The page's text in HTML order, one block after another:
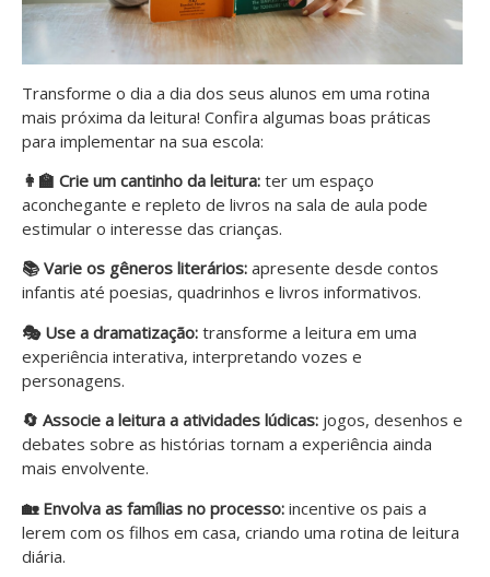
Transforme o dia a dia dos seus alunos em uma rotina
mais próxima da leitura! Confira algumas boas práticas
para implementar na sua escola:
👩‍🏫 Crie um cantinho da leitura: ter um espaço
aconchegante e repleto de livros na sala de aula pode
estimular o interesse das crianças.
📚 Varie os gêneros literários: apresente desde contos
infantis até poesias, quadrinhos e livros informativos.
🎭 Use a dramatização: transforme a leitura em uma
experiência interativa, interpretando vozes e
personagens.
🔄 Associe a leitura a atividades lúdicas: jogos, desenhos e
debates sobre as histórias tornam a experiência ainda
mais envolvente.
🏡 Envolva as famílias no processo: incentive os pais a
lerem com os filhos em casa, criando uma rotina de leitura
diária.